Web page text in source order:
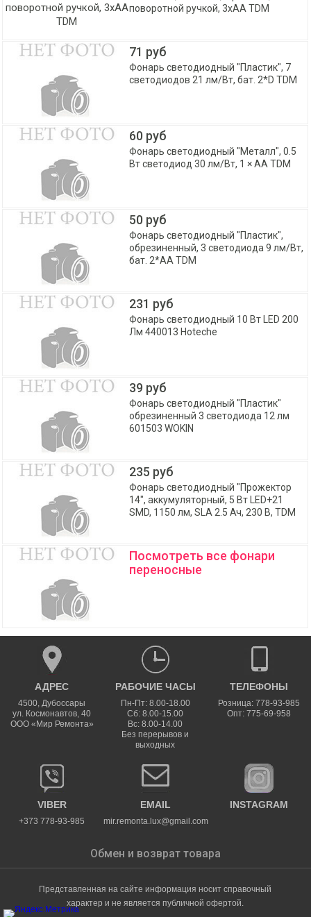
поворотной ручкой, 3хАА TDM
71 руб
Фонарь светодиодный "Пластик", 7
светодиодов 21 лм/Вт, бат. 2*D TDM
60 руб
Фонарь светодиодный "Металл", 0.5
Вт светодиод 30 лм/Вт, 1 × AA TDM
50 руб
Фонарь светодиодный "Пластик",
обрезиненный, 3 светодиода 9 лм/Вт,
бат. 2*AA TDM
231 руб
Фонарь светодиодный 10 Вт LED 200
Лм 440013 Hoteche
39 руб
Фонарь светодиодный "Пластик"
обрезиненный 3 светодиода 12 лм
601503 WOKIN
235 руб
Фонарь светодиодный "Прожектор
14", аккумуляторный, 5 Вт LED+21
SMD, 1150 лм, SLA 2.5 Ач, 230 В, TDM
Посмотреть все фонари
переносные
АДРЕС
4500,Дубоссары
ул. Космонавтов, 40
ООО «Мир Ремонта»
РАБОЧИЕ ЧАСЫ
Пн-Пт: 8.00-18.00
Сб: 8.00-15.00
Вс: 8.00-14.00
Без перерывов и
выходных
ТЕЛЕФОНЫ
Розница: 778-93-985
Опт: 775-69-958
VIBER
+373 778-93-985
EMAIL
mir.remonta.lux@gmail.com
INSTAGRAM
Обмен и возврат товара
Представленная на сайте информация носит справочный
характер и не является публичной офертой.